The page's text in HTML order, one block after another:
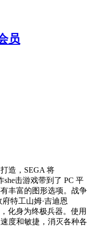
员
造，SEGA 将
she击游戏带到了 PC 平
丰富的图形选项。战争
特工山姆·吉迪恩
化身为终极兵器。使用
度和敏捷，消灭各种各